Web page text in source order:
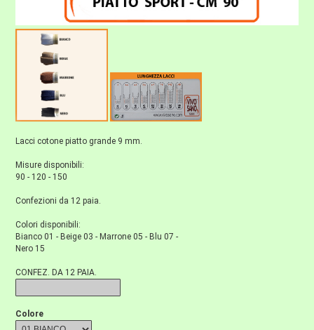
Lacci cotone piatto grande 9 mm.
Misure disponibili:
90 - 120 - 150
Confezioni da 12 paia.
Colori disponibili:
Bianco 01 - Beige 03 - Marrone 05 - Blu 07 -
Nero 15
CONFEZ. DA 12 PAIA.
Colore